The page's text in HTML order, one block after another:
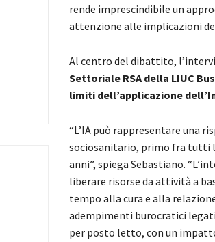
rende imprescindibile un
attenzione alle implicazioni
Al centro del dibattito,
Settoriale RSA della LIUC
limiti dell’applicazione
“L’IA può rappresentare una
sociosanitario, primo fra tutti
anni”, spiega Sebastiano.
liberare risorse da attività a
tempo alla cura e alla
adempimenti burocratici
per posto letto, con un